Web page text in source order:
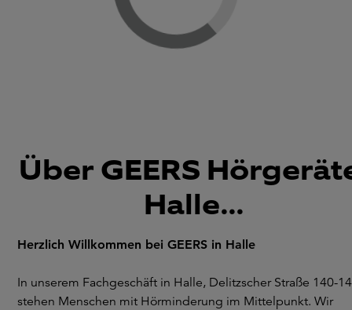
Loading...
Über GEERS
Halle...
Herzlich Willkommen bei GEERS in Halle
In unserem Fachgeschäft in Halle, Delitzscher Straße 140-
stehen Menschen mit Hörminderung im Mittelpunkt. Wir